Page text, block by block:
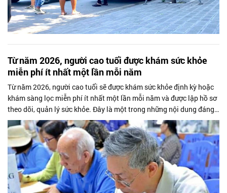
Từ năm 2026, người cao tuổi được khám sức khỏe
miễn phí ít nhất một lần mỗi năm
Từ năm 2026, người cao tuổi sẽ được khám sức khỏe định kỳ hoặc
khám sàng lọc miễn phí ít nhất một lần mỗi năm và được lập hồ sơ
theo dõi, quản lý sức khỏe. Đây là một trong những nội dung đáng
chú ý tại...